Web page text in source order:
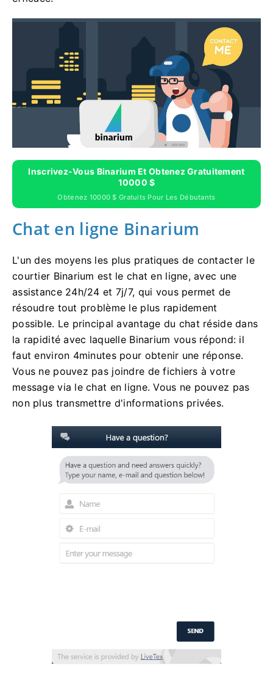
Inscrivez-Vous Binarium Et Obtenez Gratuitement
10000 $
Obtenez 10000 $ Gratuits Pour Les Débutants
Chat en ligne Binarium
L'un des moyens les plus pratiques de contacter le
courtier Binarium est le chat en ligne, avec une
assistance 24h/24 et 7j/7, qui vous permet de
résoudre tout problème le plus rapidement
possible. Le principal avantage du chat réside dans
la rapidité avec laquelle Binarium vous répond: il
faut environ 4minutes pour obtenir une réponse.
Vous ne pouvez pas joindre de fichiers à votre
message via le chat en ligne. Vous ne pouvez pas
non plus transmettre d'informations privées.